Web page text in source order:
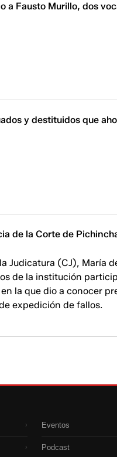
a Fausto Murillo, dos
y destituidos que
de la Corte de
Judicatura (CJ), María
de la institución
la que dio a conocer
expedición de fallos.
›
›
Eventos
Podcast